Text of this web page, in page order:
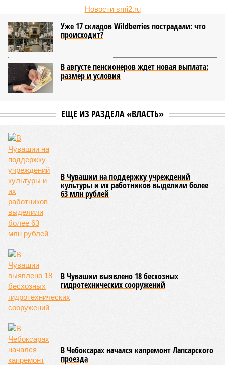
Новости smi2.ru
Уже 17 складов Wildberries пострадали: что
происходит?
В августе пенсионеров ждет новая выплата:
размер и условия
ЕЩЕ ИЗ РАЗДЕЛА «ВЛАСТЬ»
В Чувашии на поддержку учреждений
культуры и их работников выделили более
63 млн рублей
В Чувашии выявлено 18 бесхозных
гидротехнических сооружений
В Чебоксарах начался капремонт Лапсарского
проезда